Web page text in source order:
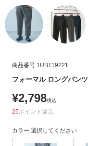
録
探
カ
テ
リ
か
探
す
商品番号 1UBT19221
フォーマル ロングパンツ
¥2,798税込
25ポイント
カラー 選択してください